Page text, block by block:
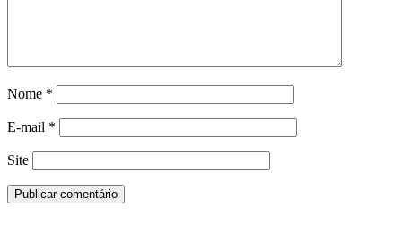
Nome *
E-mail *
Site